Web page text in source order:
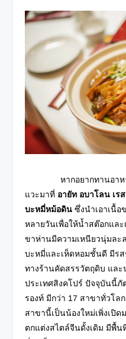
หากอยากทานอาหาร
แวะมาที่ อายัท อบาโลน เร
บะหมี่หม้อดิน ซึ่งนำเอาเนื้
หลายวันเพื่อให้น้ำสต๊อกและ
ขาห่านมีความเหนียวนุ่มละ
บะหมี่และเห็ดหอมชั้นดี มีร
ทางร้านคัดสรรวัตถุดิบ และ
ประเทศสิงคโปร์ ปัจจุบันนี้ภั
รองท์ มีกว่า 17 สาขาทั่วโล
สาขานี้เป็นน้องใหม่เพิ่งเปิ
ตกแต่งสไตล์จีนดั้งเดิม มีพื้